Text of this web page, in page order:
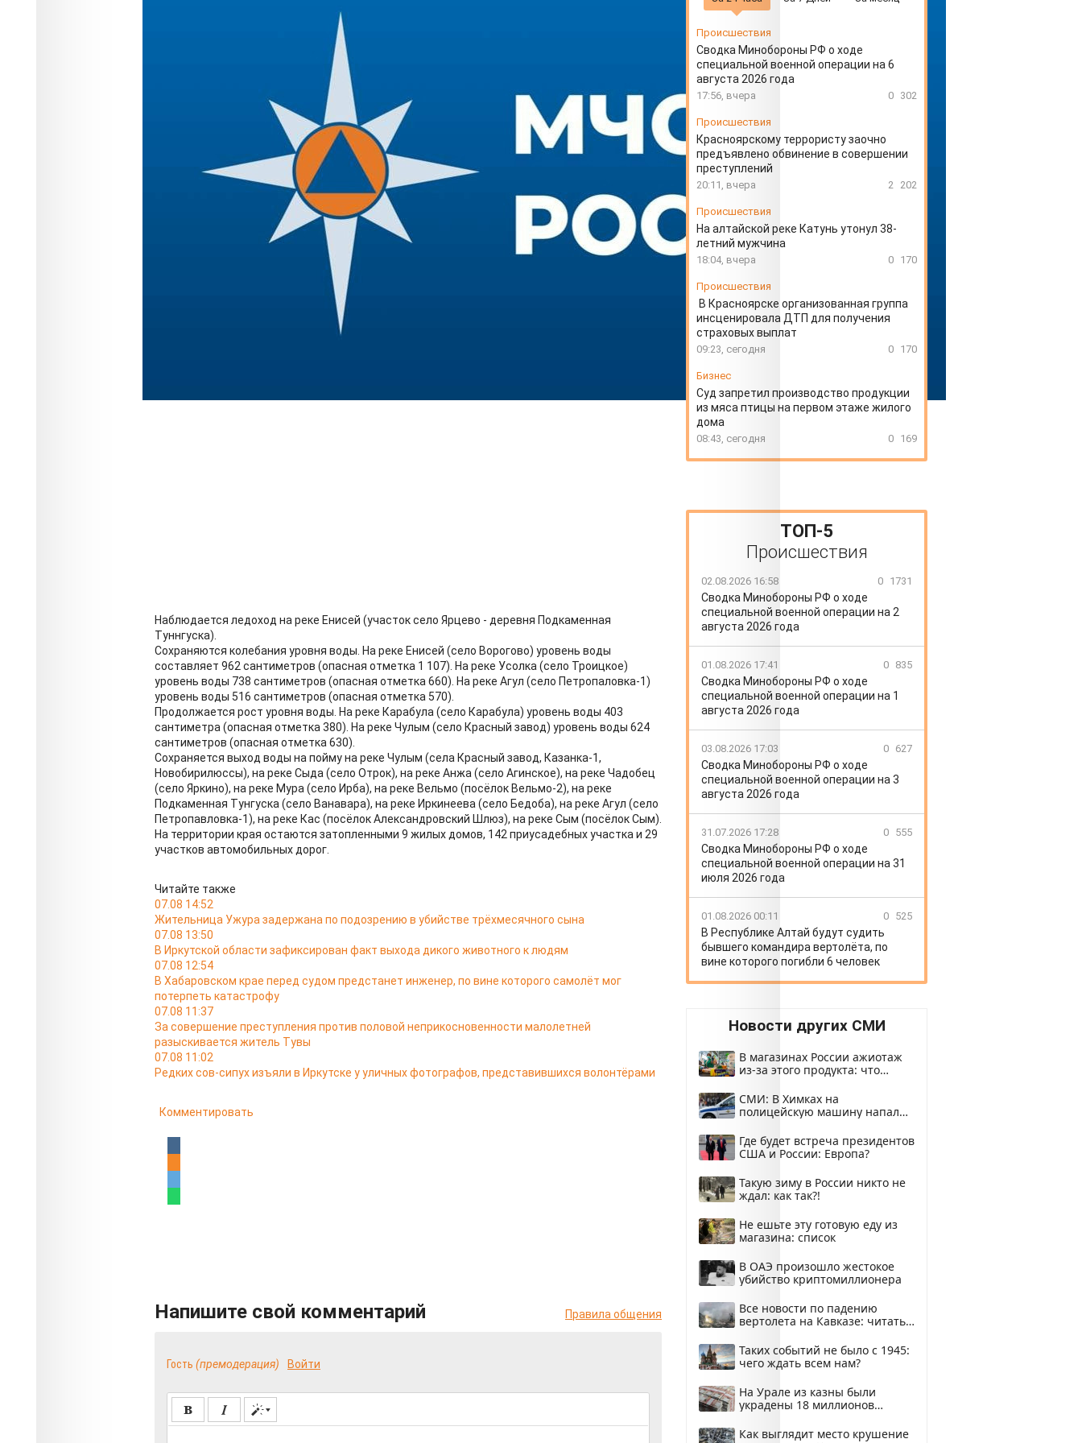
обстановке в крае на 7 мая
Наблюдается ледоход на реке Енисей (участок село Ярцево - деревня Подкаменная
Туннгуска).
Сохраняются колебания уровня воды. На реке Енисей (село Ворогово) уровень воды
составляет 962 сантиметров (опасная отметка 1 107). На реке Усолка (село Троицкое)
уровень воды 738 сантиметров (опасная отметка 660). На реке Агул (село Петропаловка-1)
уровень воды 516 сантиметров (опасная отметка 570).
Продолжается рост уровня воды. На реке Карабула (село Карабула) уровень воды 403
сантиметра (опасная отметка 380). На реке Чулым (село Красный завод) уровень воды 624
сантиметров (опасная отметка 630).
Сохраняется выход воды на пойму на реке Чулым (села Красный завод, Казанка-1,
Новобирилюссы), на реке Сыда (село Отрок), на реке Анжа (село Агинское), на реке Чадобец
(село Яркино), на реке Мура (село Ирба), на реке Вельмо (посёлок Вельмо-2), на реке
Подкаменная Тунгуска (село Ванавара), на реке Иркинеева (село Бедоба), на реке Агул (село
Петропавловка-1), на реке Кас (посёлок Александровский Шлюз), на реке Сым (посёлок Сым).
На территории края остаются затопленными 9 жилых домов, 142 приусадебных участка и 29
участков автомобильных дорог.
Читайте также
07.08 14:52
Жительница Ужура задержана по подозрению в убийстве трёхмесячного сына
07.08 13:50
В Иркутской области зафиксирован факт выхода дикого животного к людям
07.08 12:54
В Хабаровском крае перед судом предстанет инженер, по вине которого самолёт мог
потерпеть катастрофу
07.08 11:37
За совершение преступления против половой неприкосновенности малолетней
разыскивается житель Тувы
07.08 11:02
Редких сов-сипух изъяли в Иркутске у уличных фотографов, представившихся волонтёрами
Комментировать
Напишите свой комментарий Правила общения
Гость (премодерация) Войти
Происшествия
Сводка Минобороны РФ о ходе
специальной военной операции на 6
августа 2026 года
17:56, вчера 0 302
Происшествия
Красноярскому террористу заочно
предъявлено обвинение в совершении
преступлений
20:11, вчера 2 202
Происшествия
На алтайской реке Катунь утонул 38-
летний мужчина
18:04, вчера 0 170
Происшествия
В Красноярске организованная группа
инсценировала ДТП для получения
страховых выплат
09:23, сегодня 0 170
Бизнес
Суд запретил производство продукции
из мяса птицы на первом этаже жилого
дома
08:43, сегодня 0 169
ТОП-5
Происшествия
02.08.2026 16:58 0 1731
Сводка Минобороны РФ о ходе
специальной военной операции на 2
августа 2026 года
01.08.2026 17:41 0 835
Сводка Минобороны РФ о ходе
специальной военной операции на 1
августа 2026 года
03.08.2026 17:03 0 627
Сводка Минобороны РФ о ходе
специальной военной операции на 3
августа 2026 года
31.07.2026 17:28 0 555
Сводка Минобороны РФ о ходе
специальной военной операции на 31
июля 2026 года
01.08.2026 00:11 0 525
В Республике Алтай будут судить
бывшего командира вертолёта, по
вине которого погибли 6 человек
Новости других СМИ
В магазинах России ажиотаж
из-за этого продукта: что
СМИ: В Химках на
полицейскую машину напали
Где будет встреча президентов
США и России: Европа?
Такую зиму в России никто не
ждал: как так?!
Не ешьте эту готовую еду из
магазина: список
В ОАЭ произошло жестокое
убийство криптомиллионера
Все новости по падению
вертолета на Кавказе: читать
Таких событий не было с 1945:
чего ждать всем нам?
На Урале из казны были
украдены 18 миллионов
Как выглядит место крушение